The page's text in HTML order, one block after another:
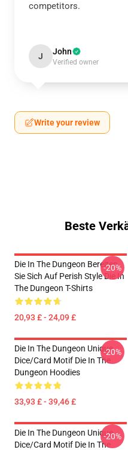
competitors.
J John
Verified owner
Write your review
Beste
Die In The Dungeon Bereiten
Sie Sich Auf Perish Style Die In
The Dungeon T-Shirts
20,93 £ - 24,09 £
-20%
Die In The Dungeon Unique
Dice/Card Motif Die In The
Dungeon Hoodies
33,93 £ - 39,46 £
-20%
Die In The Dungeon Unique
Dice/Card Motif Die In The
-20%